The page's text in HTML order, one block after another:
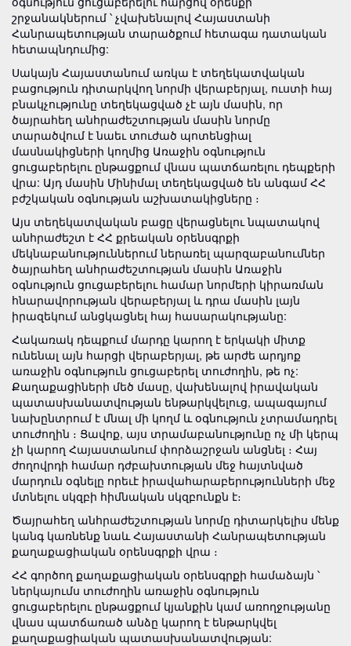
շրջանակներում ՝ չվախենալով Հայաստանի
Հանրապետության տարածքում հետագա դատական
հետապնդումից:
Սակայն Հայաստանում առկա է տեղեկատվական
բացություն դիտարկվող նորմի վերաբերյալ, ուստի հայ
բնակչությունը տեղեկացված չէ այն մասին, որ
ծայրահեղ անհրաժեշտության մասին նորմը
տարածվում է նաեւ տուժած պոտենցիալ
մասնակիցների կողմից Առաջին օգնություն
ցուցաբերելու ընթացքում վնաս պատճառելու դեպքերի
վրա: Այդ մասին Մինիմալ տեղեկացված են անգամ ՀՀ
բժշկական օգնության աշխատակիցները ։
Այս տեղեկատվական բացը վերացնելու նպատակով
անհրաժեշտ է ՀՀ քրեական օրենսգրքի
մեկնաբանություններում ներառել պարզաբանումներ
ծայրահեղ անհրաժեշտության մասին Առաջին
օգնություն ցուցաբերելու համար նորմերի կիրառման
հնարավորության վերաբերյալ և դրա մասին լայն
իրազեկում անցկացնել հայ հասարակությանը:
Հակառակ դեպքում մարդը կարող է երկակի միտք
ունենալ այն հարցի վերաբերյալ, թե արժե արդյոք
առաջին օգնություն ցուցաբերել տուժողին, թե ոչ:
Քաղաքացիների մեծ մասը, վախենալով իրավական
պատասխանատվության ենթարկվելուց, ապագայում
նախընտրում է մնալ մի կողմ և օգնություն չտրամադրել
տուժողին ։ Ցավոք, այս տրամաբանությունը ոչ մի կերպ
չի կարող Հայաստանում փորձաշրջան անցնել ։ Հայ
ժողովրդի համար դժբախտության մեջ հայտնված
մարդուն օգնելը որեւէ իրավահարաբերությունների մեջ
մտնելու սկզբի հիմնական սկզբունքն է։
Ծայրահեղ անհրաժեշտության նորմը դիտարկելիս մենք
կանգ կառնենք նաև Հայաստանի Հանրապետության
քաղաքացիական օրենսգրքի վրա ։
ՀՀ գործող քաղաքացիական օրենսգրքի համաձայն ՝
ներկայումս տուժողին առաջին օգնություն
ցուցաբերելու ընթացքում կյանքին կամ առողջությանը
վնաս պատճառած անձը կարող է ենթարկվել
քաղաքացիական պատասխանատվության: